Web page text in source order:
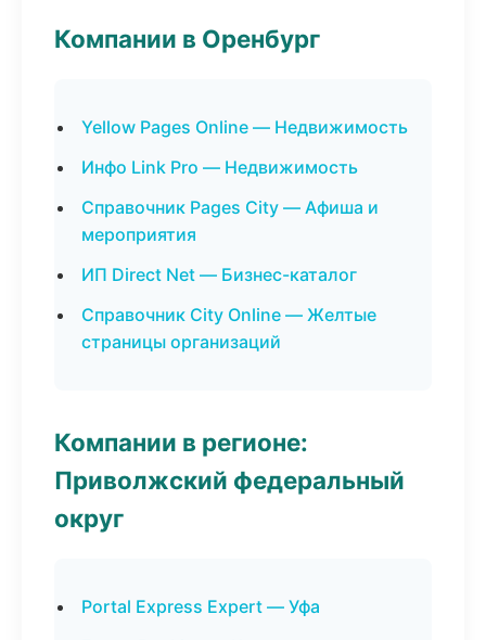
Компании в Оренбург
Yellow Pages Online — Недвижимость
Инфо Link Pro — Недвижимость
Справочник Pages City — Афиша и
мероприятия
ИП Direct Net — Бизнес-каталог
Справочник City Online — Желтые
страницы организаций
Компании в регионе:
Приволжский федеральный
округ
Portal Express Expert — Уфа